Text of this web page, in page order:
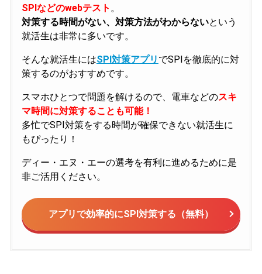
SPIなどのwebテスト 。
対策する時間がない、対策方法がわからないという
就活生は非常に多いです。
そんな就活生にはSPI対策アプリ でSPIを徹底的に対
策するのがおすすめです。
スマホひとつで問題を解けるので、電車などのスキ
マ時間に対策することも可能！
多忙でSPI対策をする時間が確保できない就活生に
もぴったり！
ディー・エヌ・エーの選考を有利に進めるために是
非ご活用ください。
アプリで効率的にSPI対策する（無料）